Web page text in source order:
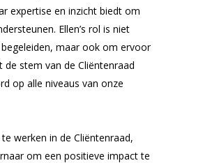
expertise en inzicht biedt om
Ellen’s rol is niet
maar ook om ervoor
de stem van de Cliëntenraad
op alle niveaus van onze
werken in de Cliëntenraad,
om een positieve impact te